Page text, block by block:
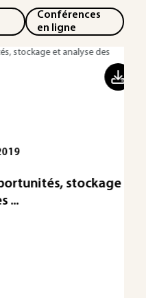
Conférences
en ligne
stockage